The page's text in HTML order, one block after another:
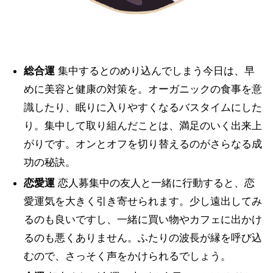
総合運集中するとのめり込んでしまう今日は、早
めに美容と健康の対策を。オーガニックの食事を意
識したり、眠りに入りやすくなるバスタイムにした
り。集中して取り組んだことは、満足のいく出来上
がりです。オンとオフを切り替えるのがさらなる成
功の秘訣。
恋愛運恋人募集中の友人と一緒に行動すると、恋
愛運気を大きく引き寄せられます。少し遠出してみ
るのも良いですし、一緒に買い物やカフェに出かけ
るのも悪くありません。ふたりの波長が縁を呼び込
むので、さっそく声をかけられるでしょう。